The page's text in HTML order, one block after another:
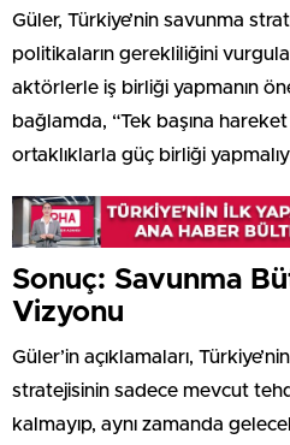
Güler, Türkiye’nin savunma
politikaların gerekliliğini
aktörlerle iş birliği yapmanın
bağlamda, “Tek başına
ortaklıklarla güç birliği
Sonuç: Savunma
Vizyonu
Güler’in açıklamaları,
stratejisinin sadece mevcut
kalmayıp, aynı zamanda